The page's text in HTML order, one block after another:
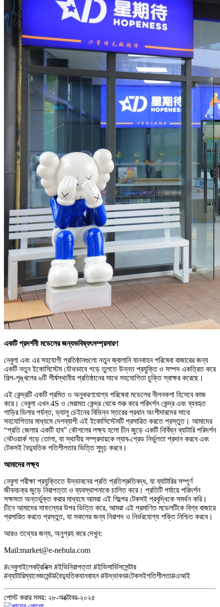
একটি প্রদর্শনী মডেলের জন্যভবিষ্যৎসম্প্রসারণ
নেবুলা এবং এর সহযোগী প্রতিষ্ঠানগুলো নতুন জ্বালানি যানবাহন পরিষেবা বাজারের জন্য
একটি নতুন ইকোসিস্টেম যৌথভাবে গড়ে তুলতে উন্নত প্রযুক্তি ও সম্পদ একত্রিত করে
শিল্প-শৃঙ্খলের ৬টি শীর্ষস্থানীয় প্রতিষ্ঠানের সাথে সহযোগিতা চুক্তি স্বাক্ষর করেছে।
এই কেন্দ্রটি একটি প্রমিত ও অনুকরণযোগ্য পরিষেবা মডেলের নীলনকশা হিসেবে কাজ
করে। নেবুলা এখন 4S ও মেরামত কেন্দ্র থেকে শুরু করে পরিদর্শন কেন্দ্র এবং ব্যবহৃত
গাড়ির ডিলার পর্যন্ত, ভ্যালু চেইনের বিভিন্ন স্তরের প্রধান অংশীদারদের সাথে
সহযোগিতার মাধ্যমে দেশব্যাপী এই ইকোসিস্টেমটি প্রসারিত করতে প্রস্তুত। আমাদের
“প্রতি জেলায় একটি হাব” কৌশলের লক্ষ্য হলো চীন জুড়ে একটি নির্বিঘ্ন ব্যাটারি পরিদর্শন
নেটওয়ার্ক গড়ে তোলা, যা স্থানীয় সম্প্রদায়কে ল্যাব-গ্রেড নির্ভুলতা প্রদান করবে এবং
টেকসই বৈদ্যুতিক গতিশীলতার ভিত্তি সুদৃঢ় করবে।
আমাদের লক্ষ্য
নেবুলা পরীক্ষা প্রযুক্তিতে উদ্ভাবনের প্রতি প্রতিশ্রুতিবদ্ধ, যা ব্যাটারির সম্পূর্ণ
জীবনচক্র জুড়ে নিরাপত্তা ও ব্যবস্থাপনাকে চালিত করে। প্রতিটি পর্যায়ে পরিদর্শন
সক্ষমতা অন্তর্ভুক্ত করার মাধ্যমে আমরা এই শিল্পের টেকসই প্রবৃদ্ধিকে সমর্থন করি।
চীনে আমাদের সাফল্যের উপর ভিত্তি করে, আমরা এই প্রমাণিত মডেলটিকে বিশ্ব বাজারে
প্রসারিত করতে প্রস্তুত, যা সকলের জন্য নিরাপদ ও নির্ভরযোগ্য শক্তি নিশ্চিত করবে।
আরও তথ্যের জন্য, অনুগ্রহ করে দেখুন:
Mail:market@e-nebula.com
#নেবুলাইলেকট্রনিক্স #ইভিনিরাপত্তা #ইভিসার্ভিসসেন্টার
#ব্যাটারিম্যানেজমেন্ট#বৈদ্যুতিকযানবাহন #উদ্ভাবন#টেকসইগতিশীলতা#এআই
পোস্ট করার সময়: ২৮-অক্টোবর-২০২৫